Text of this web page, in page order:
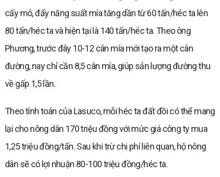
cấy mô, đẩy năng suất mía tăng dần từ 60 tấn/héc ta lên
80 tấn/héc ta và hiện tại là 140 tấn/héc ta. Theo ông
Phương, trước đây 10-12 cân mía mới tạo ra một cân
đường, nay chỉ cần 8,5 cân mía, giúp sản lượng đường thu
về gấp 1,5 lần.
Theo tính toán của Lasuco, mỗi héc ta đất đồi có thể mang
lại cho nông dân 170 triệu đồng với mức giá công ty mua
1,25 triệu đồng/tấn. Sau khi trừ chi phí liên quan, hộ nông
dân sẽ có lợi nhuận 80-100 triệu đồng/héc ta.